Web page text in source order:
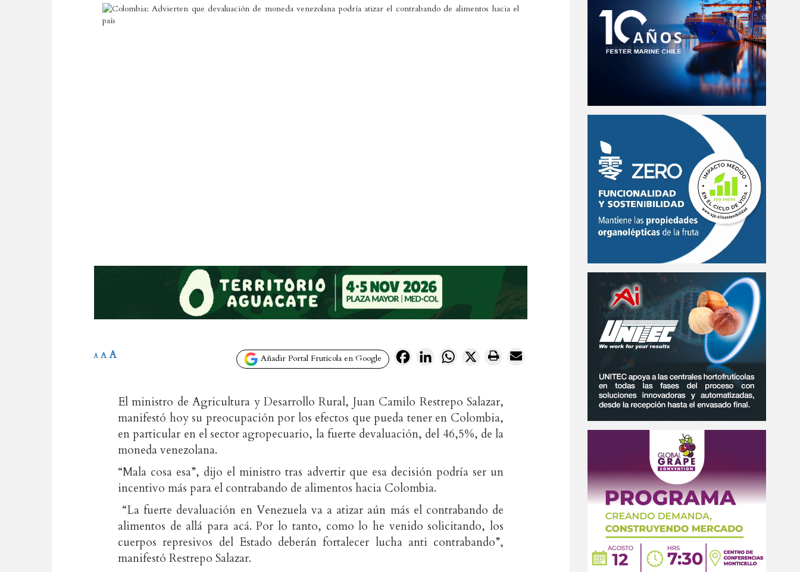
Añadir Portal Frutícola en Google FacebookLinkedInWhatsApp
X
A A A
El ministro de Agricultura y Desarrollo Rural, Juan Camilo Restrepo Salazar,
manifestó hoy su preocupación por los efectos que pueda tener en Colombia,
en particular en el sector agropecuario, la fuerte devaluación, del 46,5%, de la
moneda venezolana.
“Mala cosa esa”, dijo el ministro tras advertir que esa decisión podría ser un
incentivo más para el contrabando de alimentos hacia Colombia.
“La fuerte devaluación en Venezuela va a atizar aún más el contrabando de
alimentos de allá para acá. Por lo tanto, como lo he venido solicitando, los
cuerpos represivos del Estado deberán fortalecer lucha anti contrabando”,
manifestó Restrepo Salazar.